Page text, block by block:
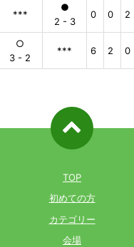
***
●
2 - 3
0 0 2
○
3 - 2
*** 6 2 0
TOP
初めての方
カテゴリー
会場